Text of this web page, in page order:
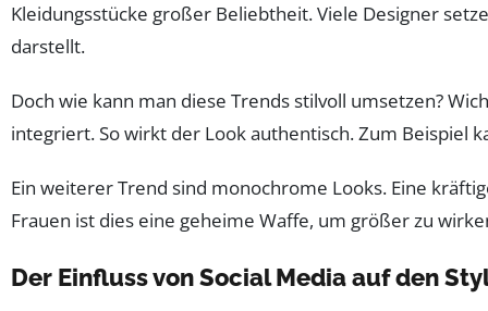
Kleidungsstücke großer Beliebtheit. Viele Designer
darstellt.
Doch wie kann man diese Trends stilvoll umsetzen?
integriert. So wirkt der Look authentisch. Zum Beispiel
Ein weiterer Trend sind monochrome Looks. Eine
Frauen ist dies eine geheime Waffe, um größer zu
Der Einfluss von Social Media auf den